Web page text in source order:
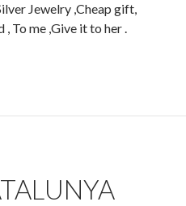
Jewelry ,Cheap gift,
To me ,Give it to her .